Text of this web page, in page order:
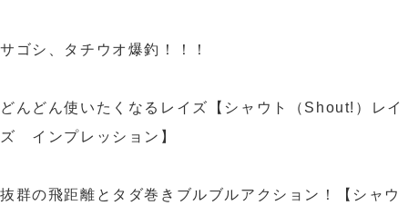
サゴシ、タチウオ爆釣！！！
どんどん使いたくなるレイズ【シャウト（Shout!）レイ
ズ インプレッション】
抜群の飛距離とタダ巻きブルブルアクション！【シャウ